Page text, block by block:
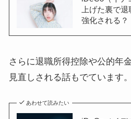
上げた裏で
強化される？
さらに退職所得控除や公的年
見直しされる話もでています。
あわせて読みたい